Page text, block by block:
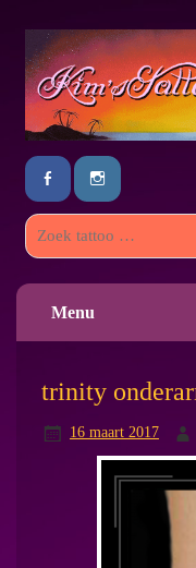
Menu
trinity
16 maart 2017